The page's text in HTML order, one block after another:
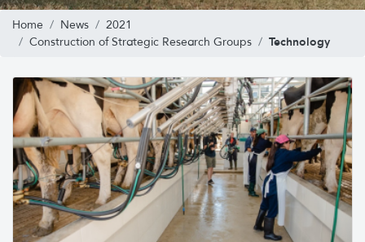
Home News
2021
Construction of Strategic Research Groups
Technology